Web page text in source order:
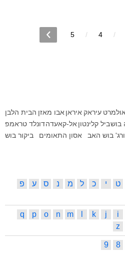
4
5
עיראק איראן אבו מאזן הבית הלבן
בושביל קלינטון אל-קאעדהדונלד טראמפ
בוש האב אסון התאומים
ביקור בוש
ט י כ ל מ נ ס ע
פ
i
j
k
m
n
o
p
q
z
8
9